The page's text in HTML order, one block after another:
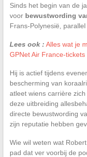
Sinds het begin van de
voor bewustwording
Frans-Polynesië,
Lees ook : Alles wat je
GPNet Air France-
Hij is actief tijdens
bescherming van
atleet wiens carrière
deze uitbreiding
directe bewustwording
zijn reputatie hebben
Wie wil weten wat
pad dat ver voorbij de